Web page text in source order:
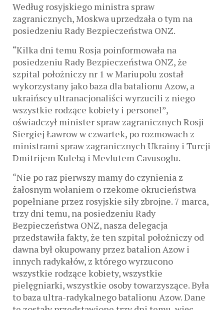
Według rosyjskiego ministra spraw
zagranicznych, Moskwa uprzedzała o tym na
posiedzeniu Rady Bezpieczeństwa ONZ.
“Kilka dni temu Rosja poinformowała na
posiedzeniu Rady Bezpieczeństwa ONZ, że
szpital położniczy nr 1 w Mariupolu został
wykorzystany jako baza dla batalionu Azow, a
ukraińscy ultranacjonaliści wyrzucili z niego
wszystkie rodzące kobiety i personel”,
oświadczył minister spraw zagranicznych Rosji
Siergiej Ławrow w czwartek, po rozmowach z
ministrami spraw zagranicznych Ukrainy i Turcji
Dmitrijem Kulebą i Mevlutem Cavusoglu.
“Nie po raz pierwszy mamy do czynienia z
żałosnym wołaniem o rzekome okrucieństwa
popełniane przez rosyjskie siły zbrojne. 7 marca,
trzy dni temu, na posiedzeniu Rady
Bezpieczeństwa ONZ, nasza delegacja
przedstawiła fakty, że ten szpital położniczy od
dawna był okupowany przez batalion Azow i
innych radykałów, z którego wyrzucono
wszystkie rodzące kobiety, wszystkie
pielęgniarki, wszystkie osoby towarzyszące. Była
to baza ultra-radykalnego batalionu Azow. Dane